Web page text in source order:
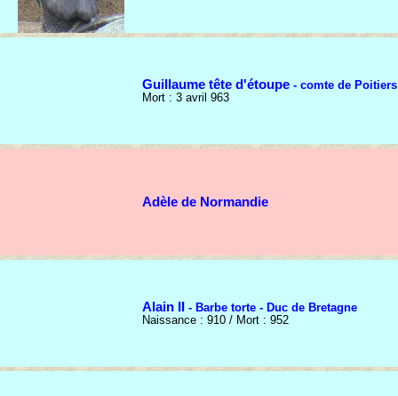
Guillaume tête d'étoupe - comte de
Mort : 3 avril 963
Adèle de Normandie
Alain II - Barbe torte - Duc de Bretagne
Naissance : 910 / Mort : 952